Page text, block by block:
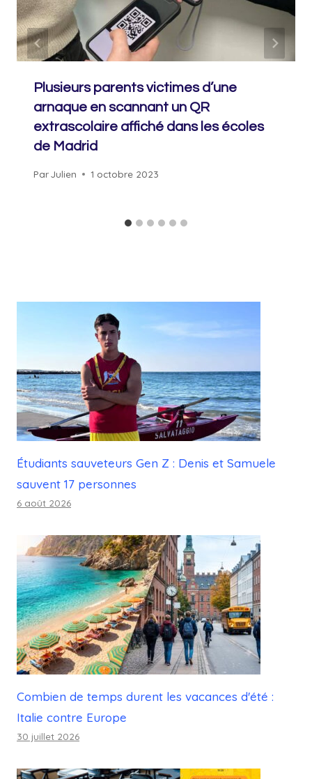
Plusieurs parents victimes d’une
arnaque en scannant un QR
extrascolaire affiché dans les écoles
de Madrid
ParJulien 1 octobre 2023
Étudiants sauveteurs Gen Z : Denis et Samuele
sauvent 17 personnes
6 août 2026
Combien de temps durent les vacances d'été :
Italie contre Europe
30 juillet 2026